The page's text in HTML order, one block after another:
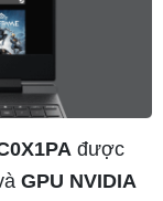
được
GPU NVIDIA